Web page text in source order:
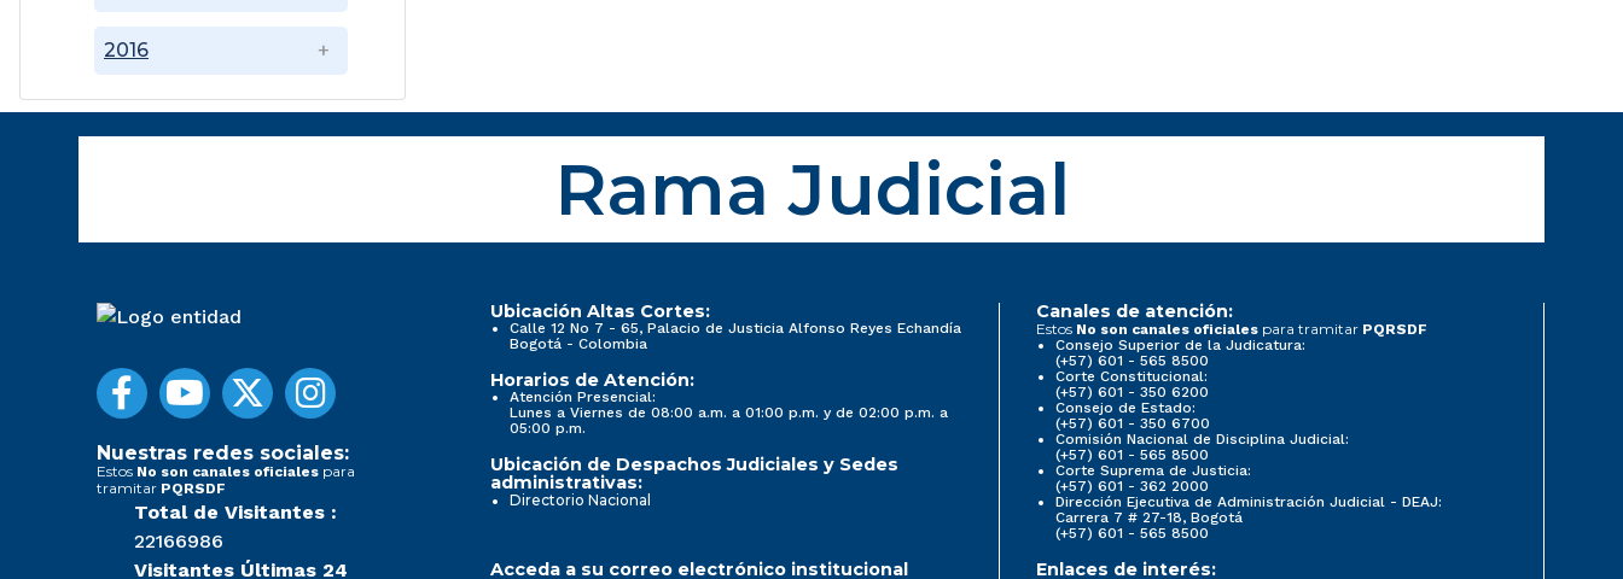
2016
Rama Judicial
Nuestras redes sociales:
Estos No son canales oficiales para
tramitar PQRSDF
Total de Visitantes :
22166986
Visitantes Últimas 24
Ubicación Altas Cortes:
Calle 12 No 7 - 65, Palacio de Justicia Alfonso Reyes Echandía
Bogotá - Colombia
Horarios de Atención:
Atención Presencial:
Lunes a Viernes de 08:00 a.m. a 01:00 p.m. y de 02:00 p.m. a
05:00 p.m.
Ubicación de Despachos Judiciales y Sedes
administrativas:
Directorio Nacional
Canales de atención:
Estos No son canales oficiales para tramitar PQRSDF
Consejo Superior de la Judicatura:
(+57) 601 - 565 8500
Corte Constitucional:
(+57) 601 - 350 6200
Consejo de Estado:
(+57) 601 - 350 6700
Comisión Nacional de Disciplina Judicial:
(+57) 601 - 565 8500
Corte Suprema de Justicia:
(+57) 601 - 362 2000
Dirección Ejecutiva de Administración Judicial - DEAJ:
Carrera 7 # 27-18, Bogotá
(+57) 601 - 565 8500
Acceda a su correo electrónico institucional Enlaces de interés: